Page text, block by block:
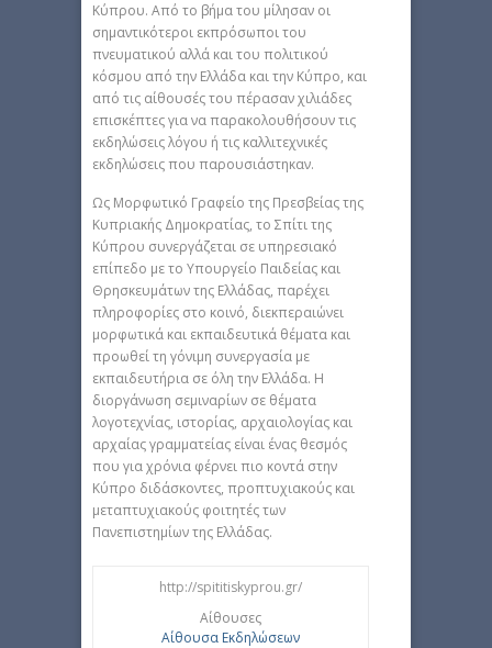
Κύπρου. Από το βήμα του μίλησαν οι
σημαντικότεροι εκπρόσωποι του
πνευματικού αλλά και του πολιτικού
κόσμου από την Ελλάδα και την Κύπρο, και
από τις αίθουσές του πέρασαν χιλιάδες
επισκέπτες για να παρακολουθήσουν τις
εκδηλώσεις λόγου ή τις καλλιτεχνικές
εκδηλώσεις που παρουσιάστηκαν.
Ως Μορφωτικό Γραφείο της Πρεσβείας της
Κυπριακής Δημοκρατίας, το Σπίτι της
Κύπρου συνεργάζεται σε υπηρεσιακό
επίπεδο με το Υπουργείο Παιδείας και
Θρησκευμάτων της Ελλάδας, παρέχει
πληροφορίες στο κοινό, διεκπεραιώνει
μορφωτικά και εκπαιδευτικά θέματα και
προωθεί τη γόνιμη συνεργασία με
εκπαιδευτήρια σε όλη την Ελλάδα. Η
διοργάνωση σεμιναρίων σε θέματα
λογοτεχνίας, ιστορίας, αρχαιολογίας και
αρχαίας γραμματείας είναι ένας θεσμός
που για χρόνια φέρνει πιο κοντά στην
Κύπρο διδάσκοντες, προπτυχιακούς και
μεταπτυχιακούς φοιτητές των
Πανεπιστημίων της Ελλάδας.
http://spititiskyprou.gr/
Αίθουσες
Αίθουσα Εκδηλώσεων